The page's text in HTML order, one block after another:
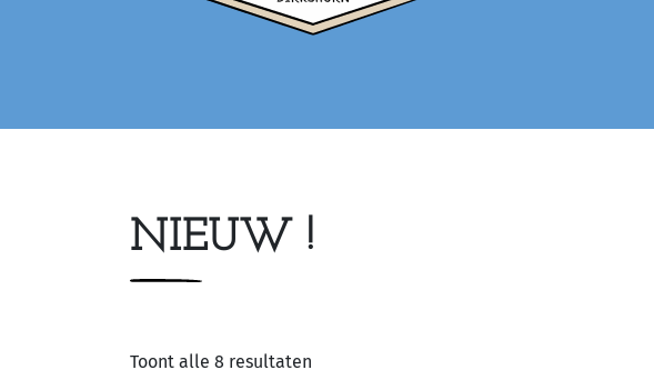
NIEUW !
Toont alle 8 resultaten